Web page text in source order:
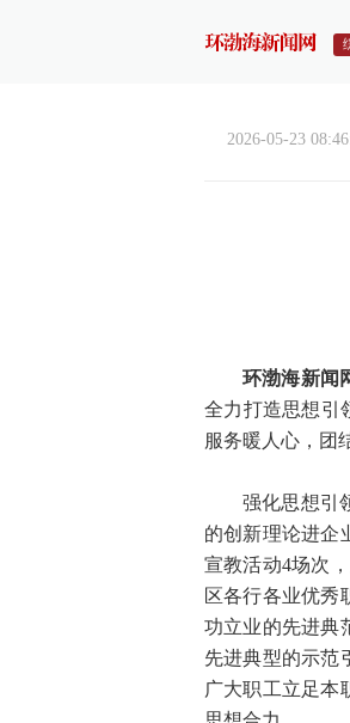
2026-05-23
环渤海新闻
全力打造思想引
服务暖人心，团
强化思想引
的创新理论进企
宣教活动4场次
区各行各业优秀
功立业的先进典
先进典型的示范
广大职工立足本